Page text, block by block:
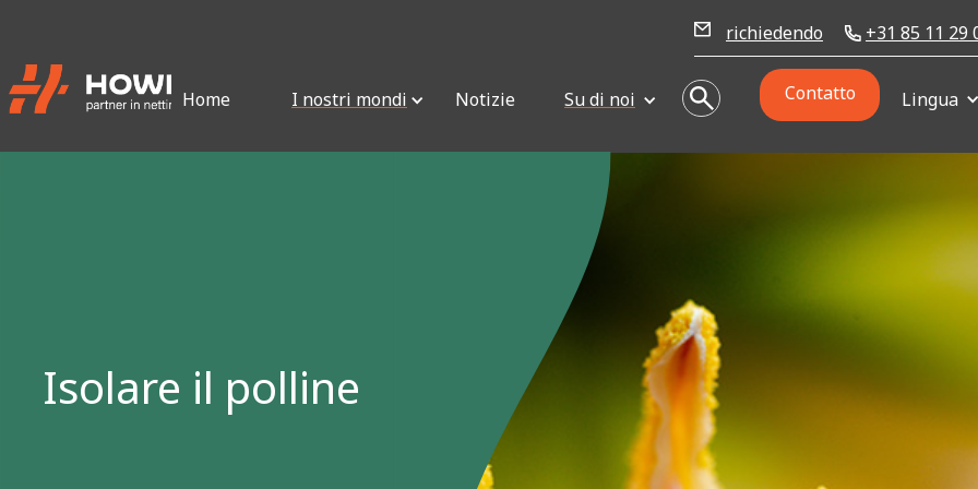
richiedendo +31 85 11 29
Home I nostri mondi Notizie Su di noi Contatto Lingua
Isolare il polline